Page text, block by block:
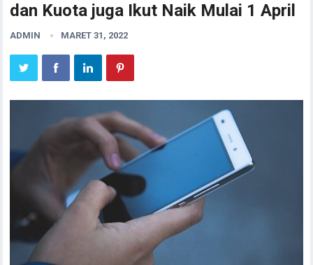
dan Kuota juga Ikut Naik Mulai 1 April
ADMIN MARET 31, 2022